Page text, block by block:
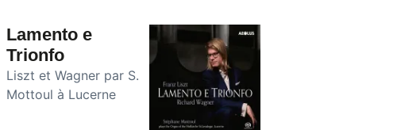
Lamento e
Trionfo
Liszt et Wagner par S.
Mottoul à Lucerne